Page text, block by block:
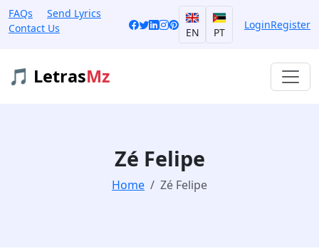
FAQs
Send Lyrics
Contact Us
EN PT
LoginRegister
🎵 LetrasMz
Zé Felipe
Home Zé Felipe